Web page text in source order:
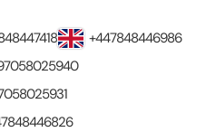
+447848446986